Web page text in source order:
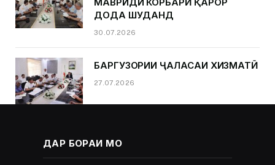
ДОДА ШУДАНД
30.07.2026
БАРГУЗОРИИ ҶАЛАСАИ ХИЗМАТӢ
27.07.2026
ДАР БОРАИ МО